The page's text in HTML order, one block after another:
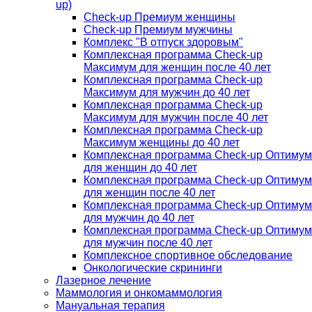
up)
Check-up Премиум женщины
Check-up Премиум мужчины
Комплекс "В отпуск здоровым"
Комплексная программа Check-up
Максимум для женщин после 40 лет
Комплексная программа Check-up
Максимум для мужчин до 40 лет
Комплексная программа Check-up
Максимум для мужчин после 40 лет
Комплексная программа Check-up
Максимум женщины до 40 лет
Комплексная программа Check-up Оптимум
для женщин до 40 лет
Комплексная программа Check-up Оптимум
для женщин после 40 лет
Комплексная программа Check-up Оптимум
для мужчин до 40 лет
Комплексная программа Check-up Оптимум
для мужчин после 40 лет
Комплексное спортивное обследование
Онкологические скрининги
Лазерное лечение
Маммология и онкомаммология
Мануальная терапия